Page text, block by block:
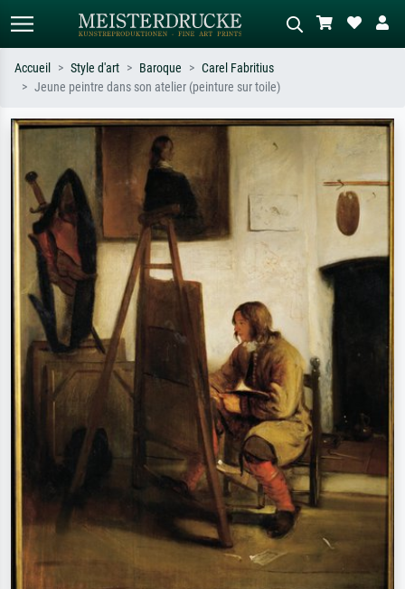
Recherchez par artiste, titre ou style –
ex. Monet, Nuit étoilée,
impressionnisme, vague de Hokusai,
nu.
Décrivez la scène – ex. prairie verte,
abstrait avec beaucoup de rouge,
tableau sombre, nu debout près d'un
Accueil Style d'art Baroque
Carel Fabritius
Jeune peintre dans son atelier (peinture sur toile)